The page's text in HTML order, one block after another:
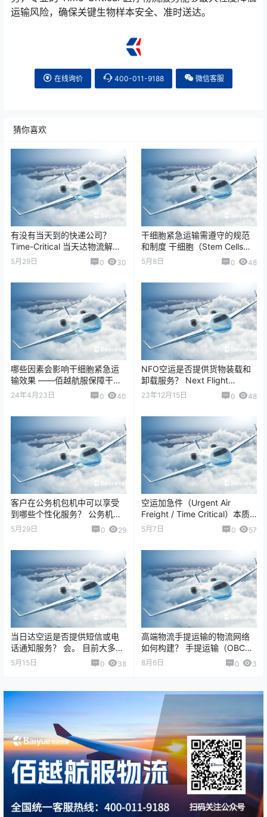
运输风险，确保关键生物样本安全、准时送达。
在线询价 400-011-9188 微信客服
猜你喜欢
有没有当天到的快递公司？
Time-Critical 当天达物流解决
方案 在现代供应链体系中，“当
5月29日 0 30
干细胞紧急运输需遵守的规范
和制度 干细胞（Stem Cells）
运输属于典型的高敏感、高时
效、高合规要求的国际生物医
疗物…
5月8日 0 48
哪些因素会影响干细胞紧急运
输效果 ——佰越航服保障干细
胞高效、安全运输 干细胞作为
24年4月23日 0 40
NFO空运是否提供货物装载和
卸载服务？ Next Flight
Out（NFO）空运服务内容解析
23年12月15日 0 48
客户在公务机包机中可以享受
到哪些个性化服务？ 公务机包
机定制化服务内容解析 随着高
端商务出行与紧急国际运输需
求不断增长，…
5月29日 0 29
空运加急件（Urgent Air
Freight / Time Critical）本质
上是“用最快的航空资源…
5月7日 0 57
当日达空运是否提供短信或电
话通知服务？ 会。 目前大多数
专业“当日达空运（Same Day
5月15日 0 38
高端物流手提运输的物流网络
如何构建？ 手提运输（OBC，
On Board Courier）是一种面
向高价值、高时效、时间…
8月6日 0 3